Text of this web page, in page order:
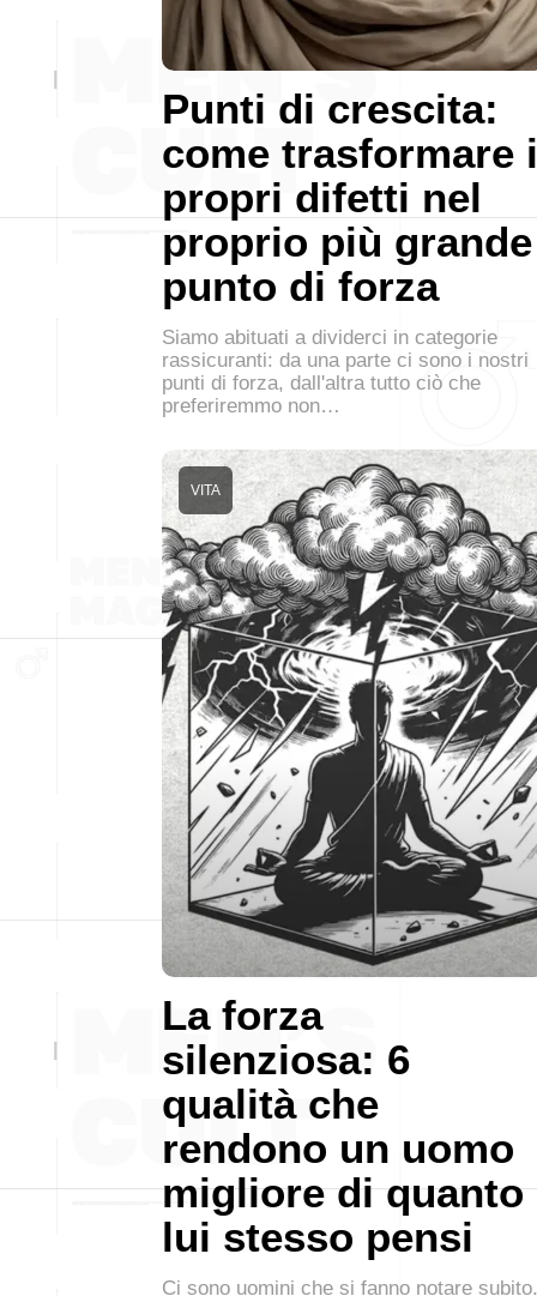
Punti di crescita:
come trasformare i
propri difetti nel
proprio più grande
punto di forza
Siamo abituati a dividerci in categorie
rassicuranti: da una parte ci sono i nostri
punti di forza, dall'altra tutto ciò che
preferiremmo non…
La forza
silenziosa: 6
qualità che
rendono un uomo
migliore di quanto
lui stesso pensi
VITA
Ci sono uomini che si fanno notare subito.